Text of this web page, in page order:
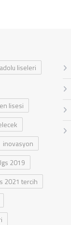
liseleri
lisesi
inovasyon
lgs 2019
2021 tercih